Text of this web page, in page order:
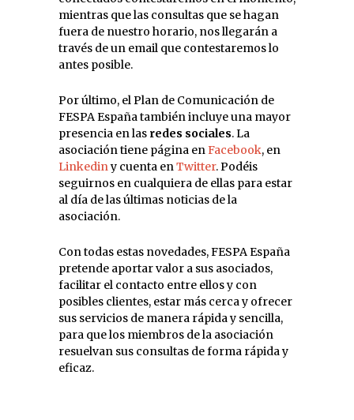
mientras que las consultas que se hagan
fuera de nuestro horario, nos llegarán a
través de un email que contestaremos lo
antes posible.
Por último, el Plan de Comunicación de
FESPA España también incluye una mayor
presencia en las redes sociales. La
asociación tiene página enFacebook, en
Linkediny cuenta enTwitter. Podéis
seguirnos en cualquiera de ellas para estar
al día de las últimas noticias de la
asociación.
Con todas estas novedades, FESPA España
pretende aportar valor a sus asociados,
facilitar el contacto entre ellos y con
posibles clientes, estar más cerca y ofrecer
sus servicios de manera rápida y sencilla,
para que los miembros de la asociación
resuelvan sus consultas de forma rápida y
eficaz.